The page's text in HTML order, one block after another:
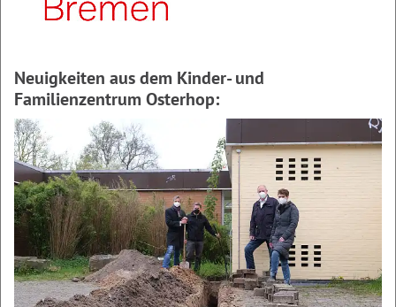
Neuigkeiten aus dem Kinder- und
Familienzentrum Osterhop: